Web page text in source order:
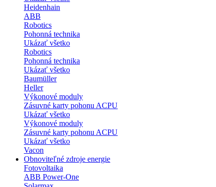
Heidenhain
ABB
Robotics
Pohonná technika
Ukázať všetko
Robotics
Pohonná technika
Ukázať všetko
Baumüller
Heller
Výkonové moduly
Zásuvné karty pohonu ACPU
Ukázať všetko
Výkonové moduly
Zásuvné karty pohonu ACPU
Ukázať všetko
Vacon
Obnoviteľné zdroje energie
Fotovoltaika
ABB Power-One